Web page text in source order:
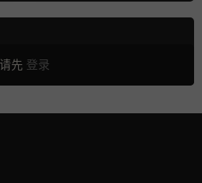
请先 登录